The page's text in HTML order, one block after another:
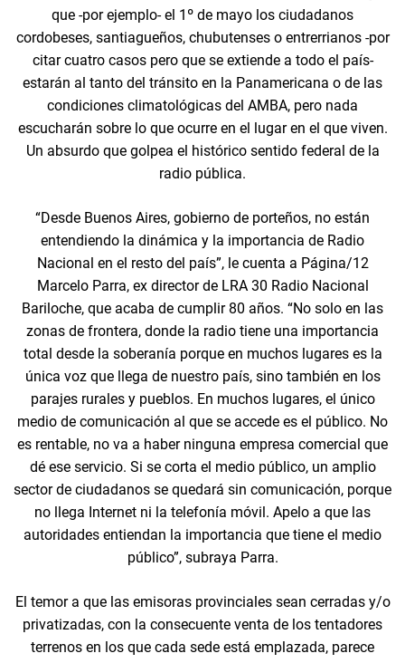
que -por ejemplo- el 1º de mayo los ciudadanos
cordobeses, santiagueños, chubutenses o entrerrianos -por
citar cuatro casos pero que se extiende a todo el país-
estarán al tanto del tránsito en la Panamericana o de las
condiciones climatológicas del AMBA, pero nada
escucharán sobre lo que ocurre en el lugar en el que viven.
Un absurdo que golpea el histórico sentido federal de la
radio pública.
“Desde Buenos Aires, gobierno de porteños, no están
entendiendo la dinámica y la importancia de Radio
Nacional en el resto del país”, le cuenta a Página/12
Marcelo Parra, ex director de LRA 30 Radio Nacional
Bariloche, que acaba de cumplir 80 años. “No solo en las
zonas de frontera, donde la radio tiene una importancia
total desde la soberanía porque en muchos lugares es la
única voz que llega de nuestro país, sino también en los
parajes rurales y pueblos. En muchos lugares, el único
medio de comunicación al que se accede es el público. No
es rentable, no va a haber ninguna empresa comercial que
dé ese servicio. Si se corta el medio público, un amplio
sector de ciudadanos se quedará sin comunicación, porque
no llega Internet ni la telefonía móvil. Apelo a que las
autoridades entiendan la importancia que tiene el medio
público”, subraya Parra.
El temor a que las emisoras provinciales sean cerradas y/o
privatizadas, con la consecuente venta de los tentadores
terrenos en los que cada sede está emplazada, parece